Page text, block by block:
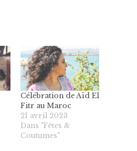
Célébration de Aïd El
Fitr au Maroc
21 avril 2023
Dans "Fêtes &
Coutumes"